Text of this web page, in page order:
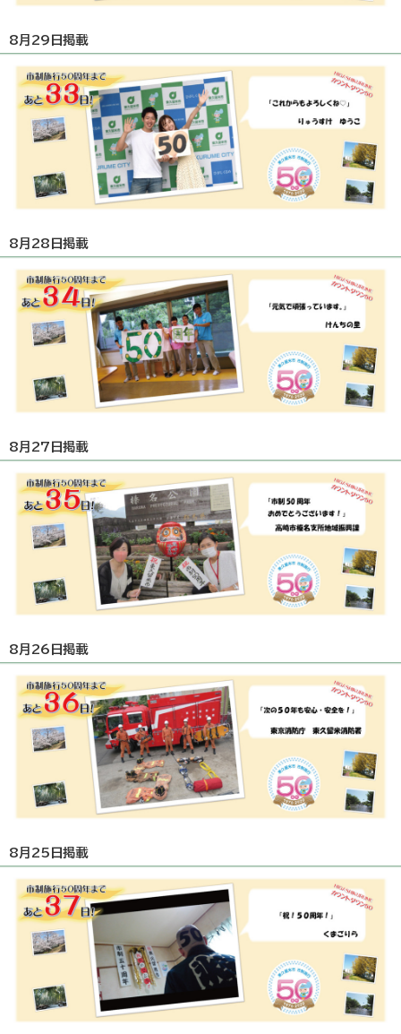
8月29日掲載
8月28日掲載
8月27日掲載
8月26日掲載
8月25日掲載